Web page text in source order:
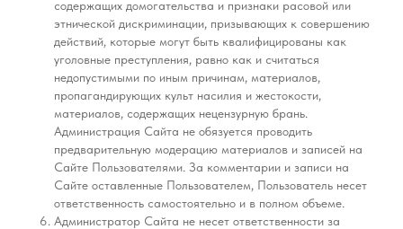
содержащих домогательства и признаки расовой или
этнической дискриминации, призывающих к совершению
действий, которые могут быть квалифицированы как
уголовные преступления, равно как и считаться
недопустимыми по иным причинам, материалов,
пропагандирующих культ насилия и жестокости,
материалов, содержащих нецензурную брань.
Администрация Сайта не обязуется проводить
предварительную модерацию материалов и записей на
Сайте Пользователями. За комментарии и записи на
Сайте оставленные Пользователем, Пользователь несет
ответственность самостоятельно и в полном объеме.
Администратор Сайта не несет ответственности за